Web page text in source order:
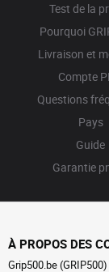
Test de la
Pourquoi
Livraison et
Compte
Questions
Pays
Guide
Garantie
À PROPOS DES
Grip500.be